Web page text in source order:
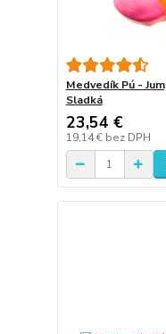
Medvedík Pú -
Sladká
23,54 €
19,14 € bez DPH